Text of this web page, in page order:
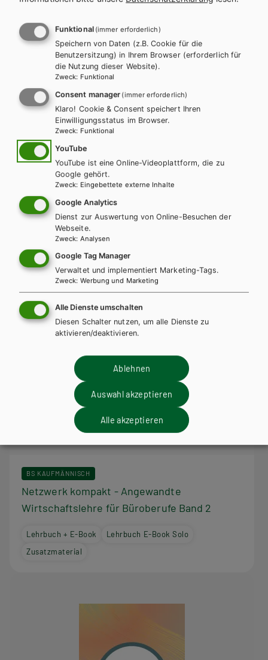
BS KAUFMÄNNISCH
Netzwerk kompakt - Angewandte
Wirtschaftslehre für Büroberufe Band 1
Lehrbuch + E-Book
Lehrbuch E-Book Solo
Zusatzmaterial
BS KAUFMÄNNISCH
Netzwerk kompakt - Angewandte
Wirtschaftslehre für Büroberufe Band 2
Lehrbuch + E-Book
Lehrbuch E-Book Solo
Zusatzmaterial
Funktional (immer erforderlich)
Speichern von Daten (z.B. Cookie für die
Benutzersitzung) in Ihrem Browser (erforderlich für
die Nutzung dieser Website).
Zweck: Funktional
Consent manager (immer erforderlich)
Klaro! Cookie & Consent speichert Ihren
Einwilligungsstatus im Browser.
Zweck: Funktional
YouTube
YouTube ist eine Online-Videoplattform, die zu
Google gehört.
Zweck: Eingebettete externe Inhalte
Google Analytics
Dienst zur Auswertung von Online-Besuchen der
Webseite.
Zweck: Analysen
Google Tag Manager
Verwaltet und implementiert Marketing-Tags.
Zweck: Werbung und Marketing
Alle Dienste umschalten
Diesen Schalter nutzen, um alle Dienste zu
aktivieren/deaktivieren.
Ablehnen
Auswahl akzeptieren
Alle akzeptieren